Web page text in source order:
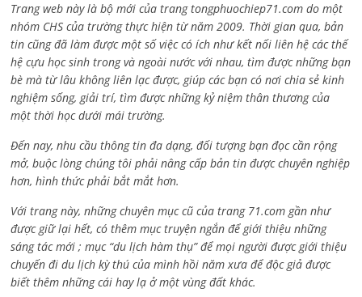
Trang web này là bộ mới của trang tongphuochiep71.com do một
nhóm CHS của trường thực hiện từ năm 2009. Thời gian qua, bản
tin cũng đã làm được một số việc có ích như kết nối liên hệ các thế
hệ cựu học sinh trong và ngoài nước với nhau, tìm được những bạn
bè mà từ lâu không liên lạc được, giúp các bạn có nơi chia sẻ kinh
nghiệm sống, giải trí, tìm được những kỷ niệm thân thương của
một thời học dưới mái trường.
Đến nay, nhu cầu thông tin đa dạng, đối tượng bạn đọc cần rộng
mở, buộc lòng chúng tôi phải nâng cấp bản tin được chuyên nghiệp
hơn, hình thức phải bắt mắt hơn.
Với trang này, những chuyên mục cũ của trang 71.com gần như
được giữ lại hết, có thêm mục truyện ngắn để giới thiệu những
sáng tác mới ; mục “du lịch hàm thụ” để mọi người được giới thiệu
chuyến đi du lịch kỳ thú của mình hồi năm xưa để độc giả được
biết thêm những cái hay lạ ở một vùng đất khác.